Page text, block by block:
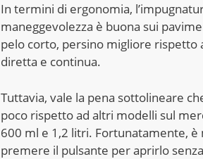
In termini di ergonomia,
maneggevolezza è buona sui
pelo corto, persino migliore rispetto
diretta e continua.
Tuttavia, vale la pena sottolineare
poco rispetto ad altri modelli sul
600 ml e 1,2 litri. Fortunatamente,
premere il pulsante per aprirlo